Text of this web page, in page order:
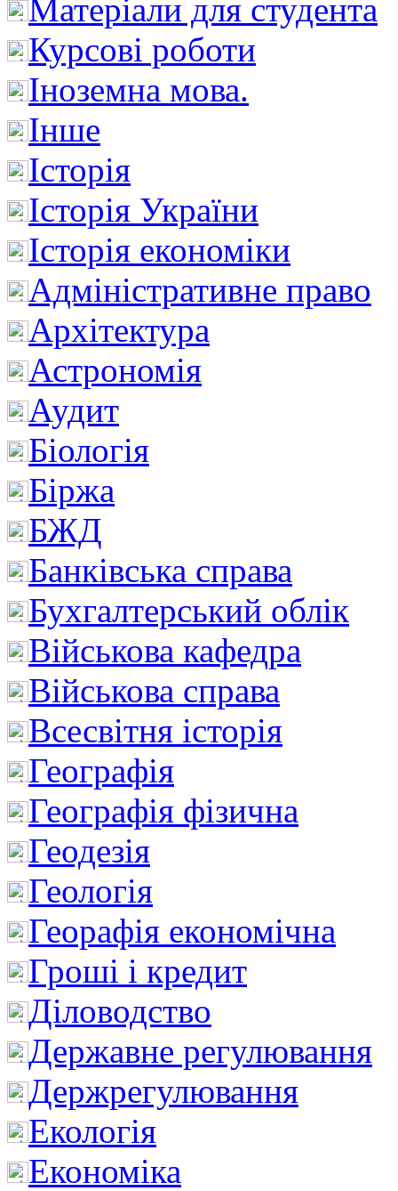
Матеріали для студента
Курсові роботи
Іноземна мова.
Інше
Історія
Історія України
Історія економіки
Адміністративне право
Архітектура
Астрономія
Аудит
Біологія
Біржа
БЖД
Банківська справа
Бухгалтерський облік
Військова кафедра
Військова справа
Всесвітня історія
Географія
Географія фізична
Геодезія
Геологія
Георафія економічна
Гроші і кредит
Діловодство
Державне регулювання
Держрегулювання
Екологія
Економіка